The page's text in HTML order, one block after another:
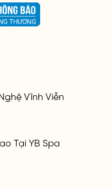
Vĩnh Viễn
Tại YB Spa